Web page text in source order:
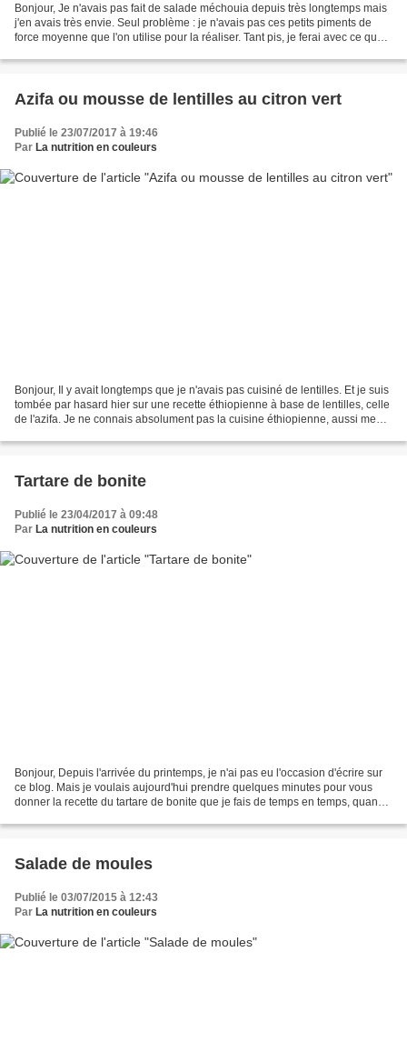
Bonjour, Je n'avais pas fait de salade méchouia depuis très longtemps mais
j'en avais très envie. Seul problème : je n'avais pas ces petits piments de
force moyenne que l'on utilise pour la réaliser. Tant pis, je ferai avec ce que
Azifa ou mousse de lentilles au citron vert
Publié le 23/07/2017 à 19:46
Par La nutrition en couleurs
Bonjour, Il y avait longtemps que je n'avais pas cuisiné de lentilles. Et je suis
tombée par hasard hier sur une recette éthiopienne à base de lentilles, celle
de l'azifa. Je ne connais absolument pas la cuisine éthiopienne, aussi me
Tartare de bonite
Publié le 23/04/2017 à 09:48
Par La nutrition en couleurs
Bonjour, Depuis l'arrivée du printemps, je n'ai pas eu l'occasion d'écrire sur
ce blog. Mais je voulais aujourd'hui prendre quelques minutes pour vous
donner la recette du tartare de bonite que je fais de temps en temps, quand il
Salade de moules
Publié le 03/07/2015 à 12:43
Par La nutrition en couleurs